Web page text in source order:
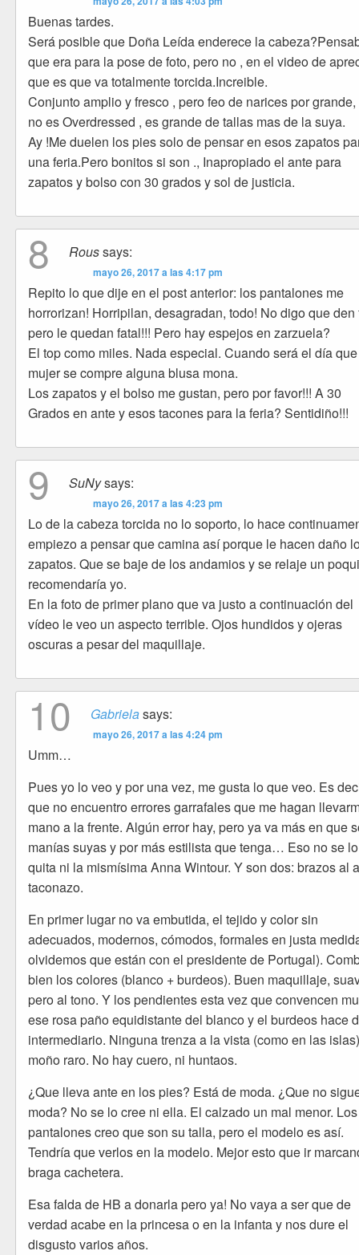
Buenas tardes.
Será posible que Doña Leída enderece la
que era para la pose de foto, pero no , en el video de
que es que va totalmente torcida.Increible.
Conjunto amplio y fresco , pero feo de narices por
no es Overdressed , es grande de tallas mas de la suya.
Ay !Me duelen los pies solo de pensar en esos zapatos
una feria.Pero bonitos si son ., Inapropiado el ante para
zapatos y bolso con 30 grados y sol de justicia.
8 Roussays:
mayo 26, 2017 a las 4:17 pm
Repito lo que dije en el post anterior: los pantalones me
horrorizan! Horripilan, desagradan, todo! No digo que den
pero le quedan fatal!!! Pero hay espejos en zarzuela?
El top como miles. Nada especial. Cuando será el día
mujer se compre alguna blusa mona.
Los zapatos y el bolso me gustan, pero por favor!!! A 30
Grados en ante y esos tacones para la feria? Sentidiño!!!
9 SuNysays:
mayo 26, 2017 a las 4:23 pm
Lo de la cabeza torcida no lo soporto, lo hace
empiezo a pensar que camina así porque le hacen daño
zapatos. Que se baje de los andamios y se relaje un
recomendaría yo.
En la foto de primer plano que va justo a continuación del
vídeo le veo un aspecto terrible. Ojos hundidos y ojeras
oscuras a pesar del maquillaje.
10 Gabrielasays:
mayo 26, 2017 a las 4:24 pm
Umm…
Pues yo lo veo y por una vez, me gusta lo que veo. Es
que no encuentro errores garrafales que me hagan
mano a la frente. Algún error hay, pero ya va más en que
manías suyas y por más estilista que tenga… Eso no se lo
quita ni la mismísima Anna Wintour. Y son dos: brazos al
taconazo.
En primer lugar no va embutida, el tejido y color sin
adecuados, modernos, cómodos, formales en justa
olvidemos que están con el presidente de Portugal).
bien los colores (blanco + burdeos). Buen maquillaje,
pero al tono. Y los pendientes esta vez que convencen
ese rosa paño equidistante del blanco y el burdeos hace
intermediario. Ninguna trenza a la vista (como en las
moño raro. No hay cuero, ni huntaos.
¿Que lleva ante en los pies? Está de moda. ¿Que no
moda? No se lo cree ni ella. El calzado un mal menor. Los
pantalones creo que son su talla, pero el modelo es así.
Tendría que verlos en la modelo. Mejor esto que ir
braga cachetera.
Esa falda de HB a donarla pero ya! No vaya a ser que de
verdad acabe en la princesa o en la infanta y nos dure el
disgusto varios años.